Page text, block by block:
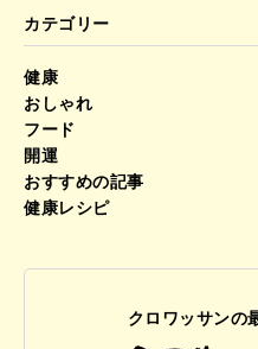
カテゴリー
健康
おしゃれ
フード
開運
おすすめの記事
健康レシピ
クロワッサンの